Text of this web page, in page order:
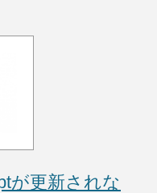
が更新されな